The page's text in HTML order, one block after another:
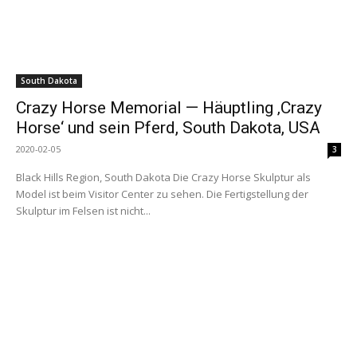
South Dakota
Crazy Horse Memorial — Häuptling ‚Crazy
Horse‘ und sein Pferd, South Dakota, USA
2020-02-05 3
Black Hills Region, South Dakota Die Crazy Horse Skulptur als
Model ist beim Visitor Center zu sehen. Die Fertigstellung der
Skulptur im Felsen ist nicht...